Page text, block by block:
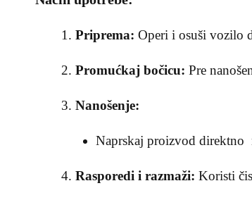
Priprema: Operi i osuši vozilo
Promućkaj bočicu: Pre
Nanošenje:
Naprskaj proizvod direktno
Rasporedi i razmaži: Koristi